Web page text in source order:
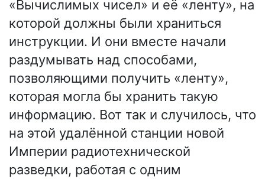
«Вычислимых чисел» и её «ленту», на
которой должны были храниться
инструкции. И они вместе начали
раздумывать над способами,
позволяющими получить «ленту»,
которая могла бы хранить такую
информацию. Вот так и случилось, что
на этой удалённой станции новой
Империи радиотехнической
разведки, работая с одним